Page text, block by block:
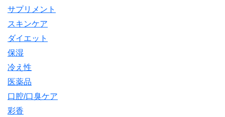
サプリメント
スキンケア
ダイエット
保湿
冷え性
医薬品
口腔/口臭ケア
彩香